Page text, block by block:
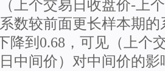
上个交易日收盘价-上
数较前面更长样本期
降到0.68，可见（上个
中间价）对中间价的